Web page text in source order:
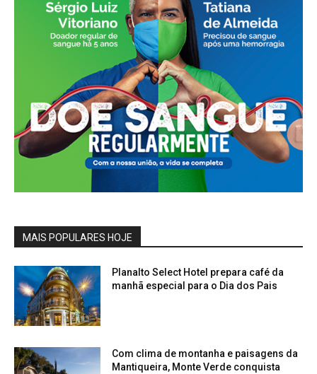
MAIS POPULARES HOJE
Planalto Select Hotel prepara café da
manhã especial para o Dia dos Pais
Com clima de montanha e paisagens da
Mantiqueira, Monte Verde conquista